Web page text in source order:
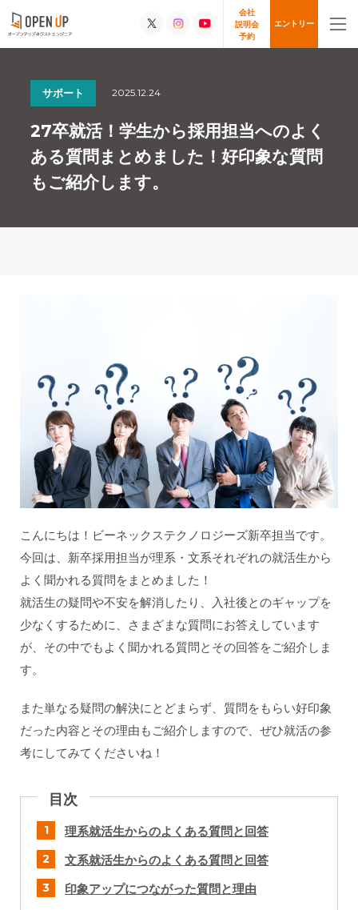
会社
説明会
予約
エントリー
サポート 2025.12.24
27卒就活！学生から採用担当へのよく
ある質問まとめました！好印象な質問
もご紹介します。
こんにちは！ビーネックステクノロジーズ新卒担当です。
今回は、新卒採用担当が理系・文系それぞれの就活生から
よく聞かれる質問をまとめました！
就活生の疑問や不安を解消したり、入社後とのギャップを
少なくするために、さまざまな質問にお答えしています
が、その中でもよく聞かれる質問とその回答をご紹介しま
す。
また単なる疑問の解決にとどまらず、質問をもらい好印象
だった内容とその理由もご紹介しますので、ぜひ就活の参
考にしてみてくださいね！
目次
理系就活生からのよくある質問と回答
文系就活生からのよくある質問と回答
印象アップにつながった質問と理由